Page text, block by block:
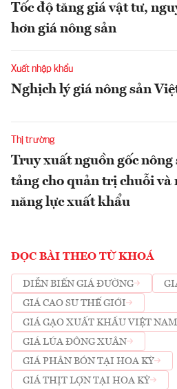
Tốc độ tăng giá vật tư,
hơn giá nông sản
Xuất nhập khẩu
Nghịch lý giá nông sản
Thị trường
Truy xuất nguồn gốc nông
tảng cho quản trị chuỗi và
năng lực xuất khẩu
ĐỌC BÀI THEO TỪ KHOÁ
DIỄN BIẾN GIÁ ĐƯỜNG
GIÁ CAO SU THẾ GIỚI
GIÁ GẠO XUẤT KHẨU VIỆT NAM
GIÁ LÚA ĐÔNG XUÂN
GIÁ PHÂN BÓN TẠI HOA KỲ
GIÁ THỊT LỢN TẠI HOA KỲ